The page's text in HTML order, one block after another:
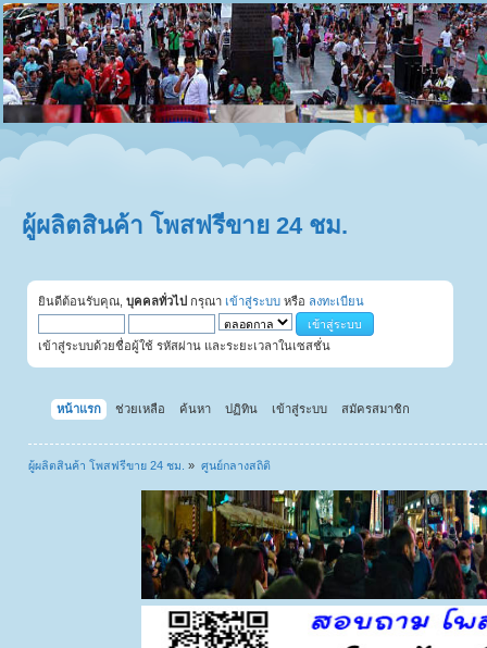
ผู้ผลิตสินค้า โพสฟรีขาย 24 ชม.
ยินดีต้อนรับคุณ, บุคคลทั่วไป กรุณา เข้าสู่ระบบ หรือ ลงทะเบียน
เข้าสู่ระบบด้วยชื่อผู้ใช้ รหัสผ่าน และระยะเวลาในเซสชั่น
หน้าแรก ช่วยเหลือ ค้นหา ปฏิทิน เข้าสู่ระบบ สมัครสมาชิก
ผู้ผลิตสินค้า โพสฟรีขาย 24 ชม. » ศูนย์กลางสถิติ